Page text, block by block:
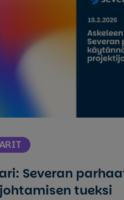
Severan
tueksi